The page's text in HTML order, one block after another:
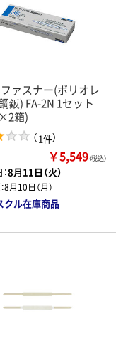
ァスナー(ポリオレ
鈑) FA-2N 1セット
箱)
（1件）
￥5,549（税込）
8月11日（火）
8月10日（月）
クル在庫商品